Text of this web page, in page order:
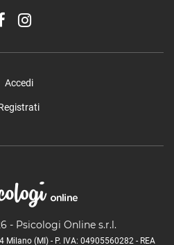
Accedi
- Psicologi Online s.r.l.
Milano (MI) - P. IVA: 04905560282 - REA